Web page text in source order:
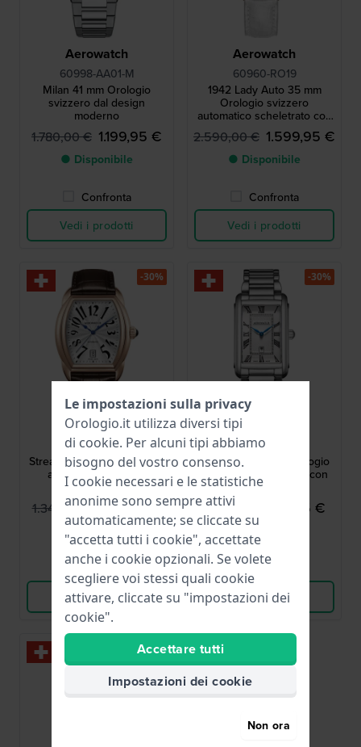
Aerowatch
60998-AA01-M
Milan 41 mm Orologio
svizzero dal design
moderno
1.780,00 € 1.199,95 €
● Disponibile
Confronta
Vedi i prodotti
Aerowatch
60960-RO19
1942 Lady Auto 35 mm
Orologio svizzero
automatico scheletrato con
diamanti
2.590,00 € 1.599,95 €
● Disponibile
Confronta
Vedi i prodotti
Aerowatch
60959-RO06
Streamline 37 mm Orologio
automatico svizzero
tonneau
1.340,00 € 899,95 €
● Disponibile
Confronta
Vedi i prodotti
-30%
Aerowatch
49988-AA01-M
Intuition 27.5 mm Orologio
svizzero rettangolare con
data
860,00 € 599,95 €
● Disponibile
Confronta
Vedi i prodotti
-30%
-35%
Le impostazioni sulla privacy
Orologio.it utilizza diversi tipi
di cookie. Per alcuni tipi abbiamo
bisogno del vostro consenso.
I cookie necessari e le statistiche
anonime sono sempre attivi
automaticamente; se cliccate su
"accetta tutti i cookie", accettate
anche i cookie opzionali. Se volete
scegliere voi stessi quali cookie
attivare, cliccate su "impostazioni dei
cookie".
Accettare tutti
Impostazioni dei cookie
Non ora